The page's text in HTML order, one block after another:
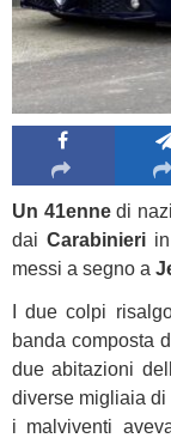
Un 41ennedi
dai Carabinieri
messi a segno a
I due colpi
banda composta
due abitazioni
diverse migliaia
i malviventi